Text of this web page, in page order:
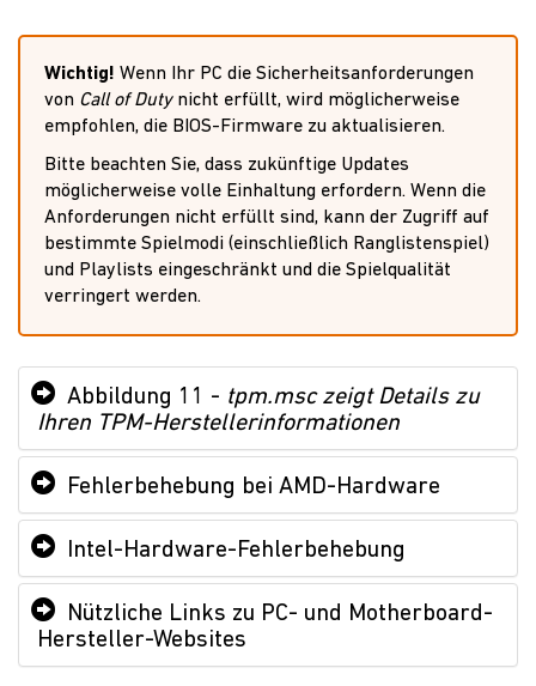
Wichtig! Wenn Ihr PC die Sicherheitsanforderungen
von Call of Dutynicht erfüllt, wird möglicherweise
empfohlen, die BIOS-Firmware zu aktualisieren.
Bitte beachten Sie, dass zukünftige Updates
möglicherweise volle Einhaltung erfordern. Wenn die
Anforderungen nicht erfüllt sind, kann der Zugriff auf
bestimmte Spielmodi (einschließlich Ranglistenspiel)
und Playlists eingeschränkt und die Spielqualität
verringert werden.
Abbildung 11 - tpm.msc zeigt Details zu
Ihren TPM-Herstellerinformationen
Fehlerbehebung bei AMD-Hardware
Intel-Hardware-Fehlerbehebung
Nützliche Links zu PC- und Motherboard-
Hersteller-Websites